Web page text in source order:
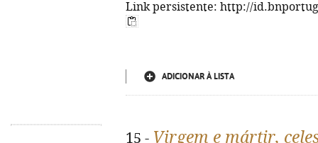
Link persistente: http://
ADICIONAR À LISTA
15 - Virgem e mártir,